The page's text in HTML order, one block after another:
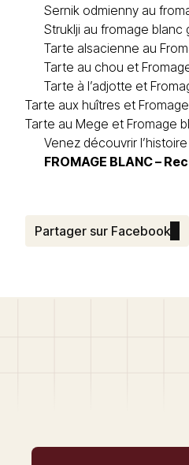
Sernik odmienny au
Struklji au fromage blanc
Tarte alsacienne au
Tarte au chou et
Tarte à l’adjotte et
Tarte aux huîtres et
Tarte au Mege et Fromage
Venez découvrir
FROMAGE BLANC–
Partager sur Facebook